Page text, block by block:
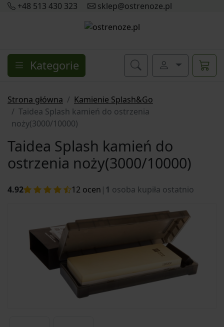
+48 513 430 323 sklep@ostrenoze.pl
Kategorie
Strona główna
Kamienie Splash&Go
Taidea Splash kamień do ostrzenia
noży(3000/10000)
Taidea Splash kamień do
ostrzenia noży(3000/10000)
4.92 12 ocen | 1 osoba kupiła ostatnio